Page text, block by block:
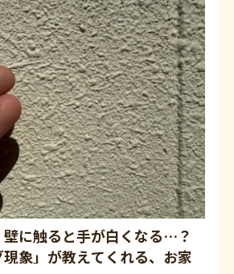
壁に触ると手が白くなる…？
現象」が教えてくれる、お家